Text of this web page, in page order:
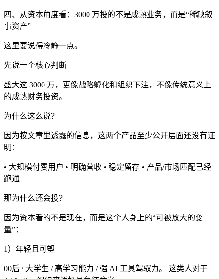
四、从资本角度看：3000 万投的不是成熟业务，而是“稀缺叙
事资产”
这里要说得冷静一点。
先说一个核心判断
盛大这 3000 万，更像战略孵化和组织下注，不像传统意义上
的成熟财务投资。
为什么这么说？
因为按文章里透露的信息，这两个产品至少公开层面还没有证
明：
• 大规模付费用户 • 明确营收 • 稳定留存 • 产品/市场匹配已经
跑通
那为什么还会投？
因为资本看的不是现在，而是这个人身上的“可被放大的变
量”：
1）年轻且可塑
00后 / 大学生 / 高学习能力 / 强 AI 工具驾驭力。 这类人对于